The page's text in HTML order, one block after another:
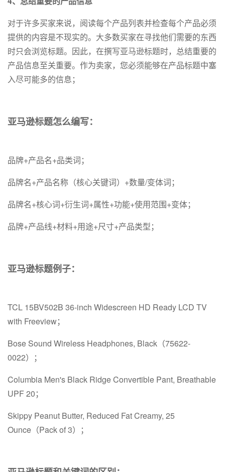
对于许多买家来说，阅读每个产品列表并检查每个产品必须
提供的内容是不现实的。大多数买家在寻找他们需要的东西
时只会浏览标题。因此，在撰写亚马逊标题时，总结重要的
产品信息至关重要。作为卖家，您必须能够在产品标题中塞
入尽可能多的信息；
亚马逊标题怎么编写：
品牌+产品名+品类词；
品牌名+产品名称（核心关键词）+数量/变体词；
品牌名+核心词+衍生词+属性+功能+使用范围+变体；
品牌+产品线+材料+用途+尺寸+产品类型；
亚马逊标题例子：
TCL 15BV502B 36-inch Widescreen HD Ready LCD TV
with Freeview；
Bose Sound Wireless Headphones, Black（75622-
0022）；
Columbia Men's Black Ridge Convertible Pant, Breathable
UPF 20；
Skippy Peanut Butter, Reduced Fat Creamy, 25
Ounce（Pack of 3）；